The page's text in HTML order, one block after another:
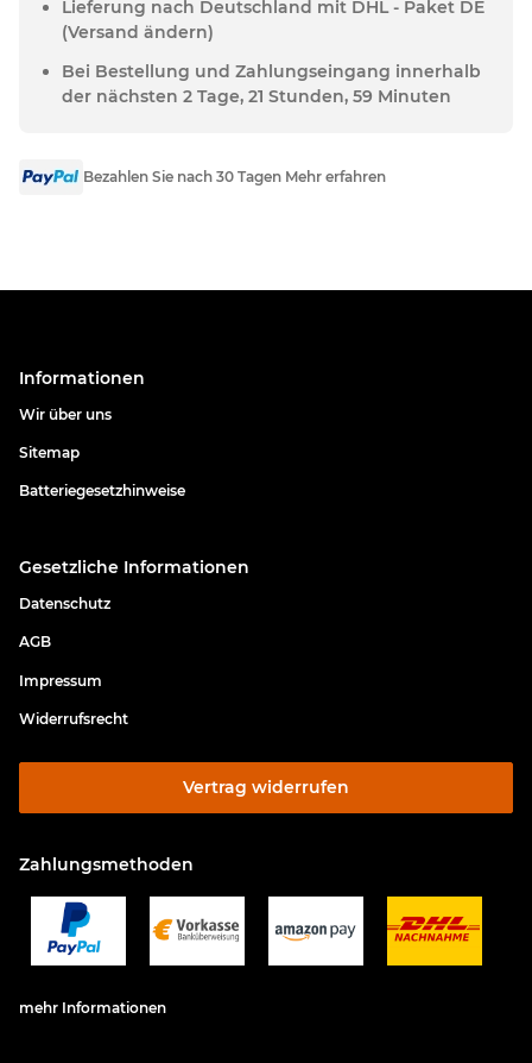
Lieferung nach Deutschland mit DHL - Paket DE
(Versand ändern)
Bei Bestellung und Zahlungseingang innerhalb
der nächsten 2 Tage, 21 Stunden, 59 Minuten
Bezahlen Sie nach 30 Tagen Mehr erfahren
Informationen
Wir über uns
Sitemap
Batteriegesetzhinweise
Gesetzliche Informationen
Datenschutz
AGB
Impressum
Widerrufsrecht
Vertrag widerrufen
Zahlungsmethoden
mehr Informationen